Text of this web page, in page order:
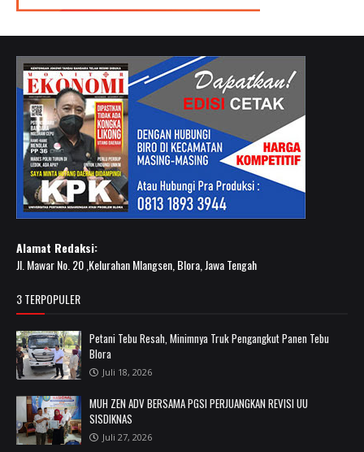
Alamat Redaksi:
Jl. Mawar No. 20 ,Kelurahan Mlangsen, Blora, Jawa Tengah
3 TERPOPULER
Petani Tebu Resah, Minimnya Truk Pengangkut Panen Tebu
Blora
Juli 18, 2026
MUH ZEN ADV BERSAMA PGSI PERJUANGKAN REVISI UU
SISDIKNAS
Juli 27, 2026